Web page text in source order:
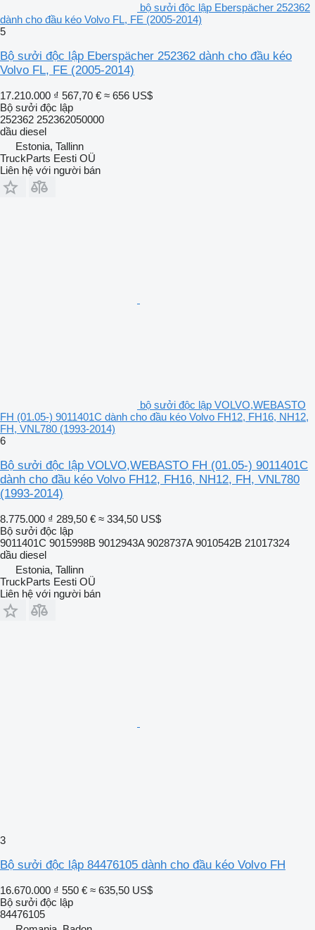
bộ sưởi độc lập Eberspächer 252362
dành cho đầu kéo Volvo FL, FE (2005-2014)
5
Bộ sưởi độc lập Eberspächer 252362 dành cho đầu kéo
Volvo FL, FE (2005-2014)
17.210.000 ₫ 567,70 € ≈ 656 US$
Bộ sưởi độc lập
252362 252362050000
dầu diesel
Estonia, Tallinn
TruckParts Eesti OÜ
Liên hệ với người bán
bộ sưởi độc lập VOLVO,WEBASTO
FH (01.05-) 9011401C dành cho đầu kéo Volvo FH12, FH16, NH12,
FH, VNL780 (1993-2014)
6
Bộ sưởi độc lập VOLVO,WEBASTO FH (01.05-) 9011401C
dành cho đầu kéo Volvo FH12, FH16, NH12, FH, VNL780
(1993-2014)
8.775.000 ₫ 289,50 € ≈ 334,50 US$
Bộ sưởi độc lập
9011401C 9015998B 9012943A 9028737A 9010542B 21017324
dầu diesel
Estonia, Tallinn
TruckParts Eesti OÜ
Liên hệ với người bán
3
Bộ sưởi độc lập 84476105 dành cho đầu kéo Volvo FH
16.670.000 ₫ 550 € ≈ 635,50 US$
Bộ sưởi độc lập
84476105